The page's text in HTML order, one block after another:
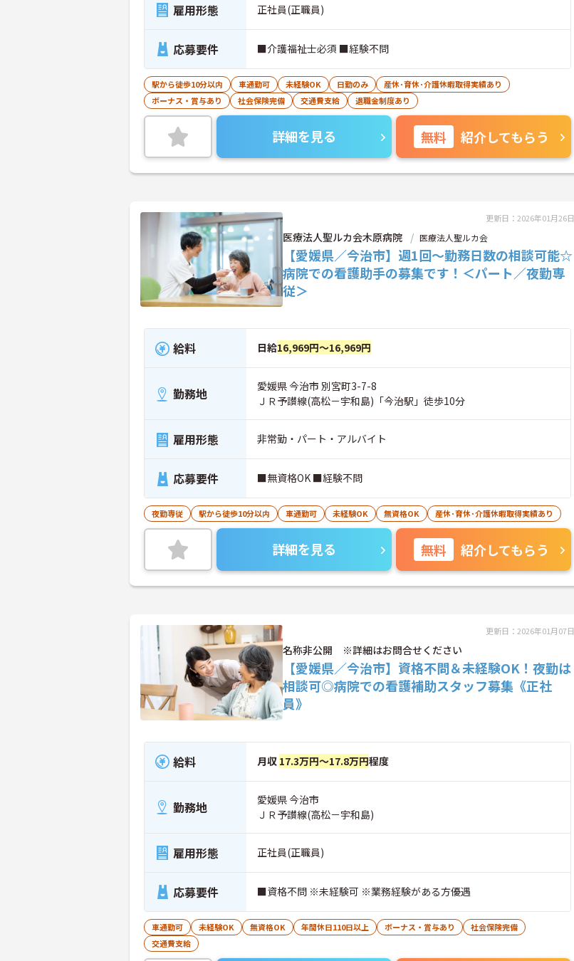
雇用形態 正社員(正職員)
応募要件 ■介護福祉士必須 ■経験不問
駅から徒歩10分以内 車通勤可 未経験OK 日勤のみ
産休･育休･介護休暇取得実績あり
ボーナス・賞与あり
社会保険完備 交通費支給 退職金制度あり
詳細を見る 無料 紹介してもらう
更新日：2026年01月26日
医療法人聖ルカ会木原病院 医療法人聖ルカ会
【愛媛県／今治市】週1回～勤務日数の相談可能☆
病院での看護助手の募集です！＜パート／夜勤専
従＞
給料 日給16,969円～16,969円
勤務地
愛媛県 今治市 別宮町3-7-8
ＪＲ予讃線(高松－宇和島)「今治駅」徒歩10分
雇用形態 非常勤・パート・アルバイト
応募要件 ■無資格OK ■経験不問
夜勤専従 駅から徒歩10分以内 車通勤可 未経験OK 無資格OK 産休･育休･介護休暇取得実績あり
詳細を見る 無料 紹介してもらう
更新日：2026年01月07日
名称非公開 ※詳細はお問合せください
【愛媛県／今治市】資格不問＆未経験OK！夜勤は
相談可◎病院での看護補助スタッフ募集《正社
員》
給料 月収 17.3万円～17.8万円程度
勤務地
愛媛県 今治市
ＪＲ予讃線(高松－宇和島)
雇用形態 正社員(正職員)
応募要件 ■資格不問 ※未経験可 ※業務経験がある方優遇
車通勤可 未経験OK 無資格OK 年間休日110日以上 ボーナス・賞与あり
社会保険完備
交通費支給